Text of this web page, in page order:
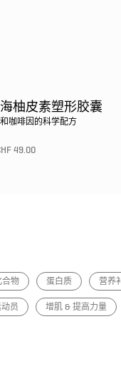
柚皮素塑形胶囊
咖啡因的科学配方
49.00
合物 蛋白质 营养
员 增肌 & 提高力量